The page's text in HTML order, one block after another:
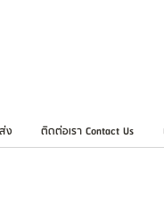
ง ติดต่อเรา Contact Us